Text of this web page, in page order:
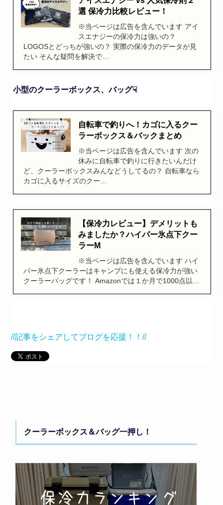
選 保冷力比較レビュー！
※当ページは広告を含んでいます アイ
スエナジーの保冷力は強いの？
LOGOSとどっちが強いの？ 実際の保冷力のデータが見
たい そんな疑問を解決で…
小型のクーラーボックス、バッグ☟
自転車で釣りへ！カゴに入るクー
ラーボックス＆バックまとめ
※当ページは広告を含んでいます 次の
休みに自転車で釣りに行きたいんだけ
ど、クーラーボックスみんなどうしてるの？ 自転車なら
カゴに入るサイズのクー…
【保冷力レビュー】デメリットも
みましたか？ハイパー氷点下クー
ラーM
※当ページは広告を含んでいます ハイ
パー氷点下クーラーはキャンプにも使える保冷力が強い
クーラーバッグです！ Amazonでは１か月で1000点以…
//記事をシェアしてブログを応援！！//
クーラーボックス＆バッグ一押し！